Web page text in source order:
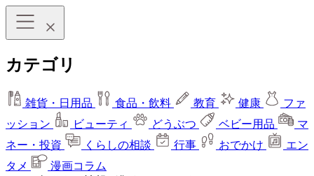
カテゴリ
雑貨・日用品 食品・飲料 教育 健康
ファ
ッション
ビューティ どうぶつ ベビー用品
マ
ネー・投資
くらしの相談 行事 おでかけ
エン
タメ
漫画コラム